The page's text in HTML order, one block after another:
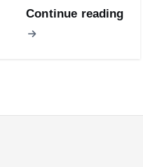
Continue reading